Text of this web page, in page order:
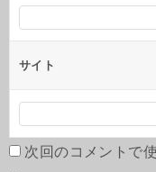
サイト
次回のコメントで